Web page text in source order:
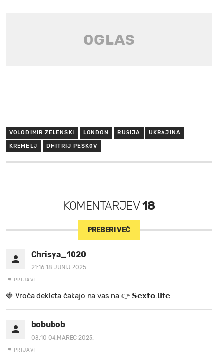
VOLODIMIR ZELENSKI LONDON RUSIJA UKRAJINA
KREMELJ DMITRIJ PESKOV
KOMENTARJEV18
PREBERI VEČ
Chrisya_1020
21:16 18.JUNIJ 2025.
PRIJAVI
🍓 V r o č a d e k l e t a ča k a jo na va s n a 👉 𝗦𝗲𝘅𝘁𝗼.𝗹𝗶𝗳𝗲
bobubob
08:10 04.MAREC 2025.
PRIJAVI